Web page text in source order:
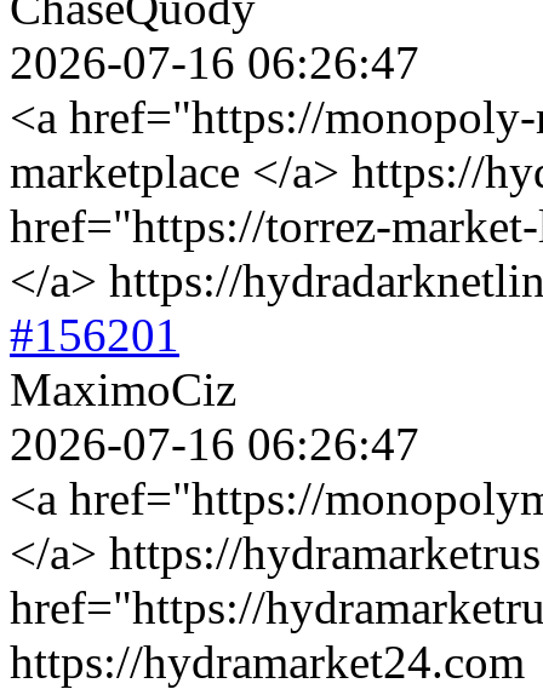
2026-07-16 06:26:47
<a href="https://
marketplace </a> https://
href="https://torrez-
</a> https://
#156201
MaximoCiz
2026-07-16 06:26:47
<a href="https://
</a> https://
href="https://
https://hydramarket24.com